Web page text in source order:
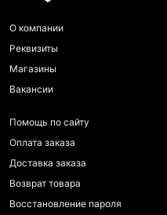
О компании
Реквизиты
Магазины
Вакансии
Помощь по сайту
Оплата заказа
Доставка заказа
Возврат товара
Восстановление пароля